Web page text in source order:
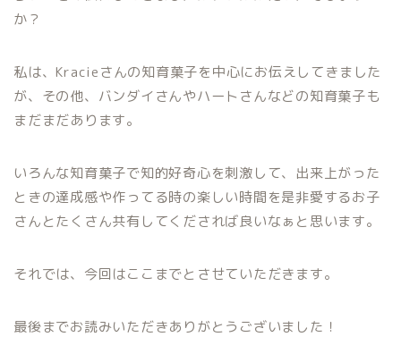
か？
私は、Kracieさんの知育菓子を中心にお伝えしてきました
が、その他、バンダイさんやハートさんなどの知育菓子も
まだまだあります。
いろんな知育菓子で知的好奇心を刺激して、出来上がった
ときの達成感や作ってる時の楽しい時間を是非愛するお子
さんとたくさん共有してくだされば良いなぁと思います。
それでは、今回はここまでとさせていただきます。
最後までお読みいただきありがとうございました！